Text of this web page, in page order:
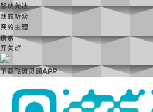
版块关注
我的听众
我的主题
搜索
开关灯
下载飞流灵通APP